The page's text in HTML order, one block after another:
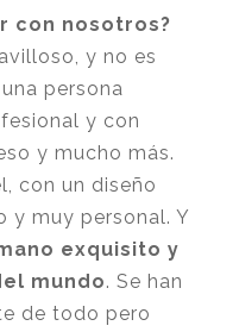
con nosotros?
y no es
persona
y con
y mucho más.
con un diseño
y muy personal. Y
exquisito y
mundo. Se han
de todo pero